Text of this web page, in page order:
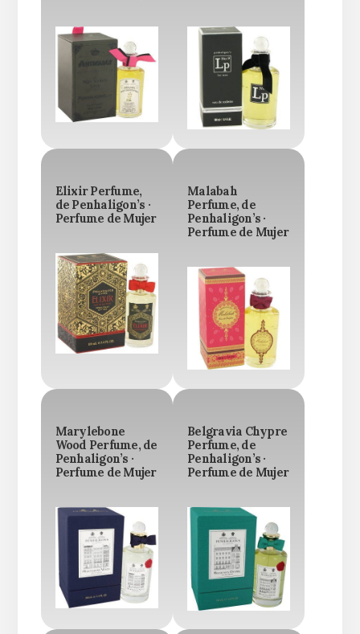
Elixir Perfume,
de Penhaligon’s ·
Perfume de Mujer
Malabah
Perfume, de
Penhaligon’s ·
Perfume de Mujer
Marylebone
Wood Perfume, de
Penhaligon’s ·
Perfume de Mujer
Belgravia Chypre
Perfume, de
Penhaligon’s ·
Perfume de Mujer